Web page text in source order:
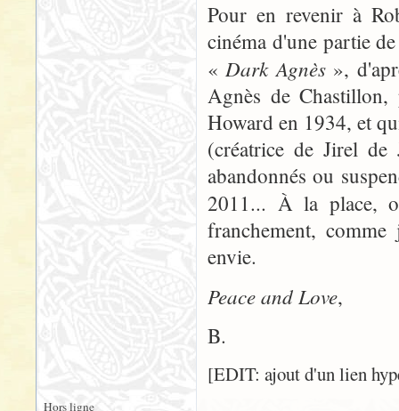
Pour en revenir à
cinéma d'une partie
«Dark Agnès»,
Agnès de Chastillon,
Howard en 1934, et
(créatrice de Jirel
abandonnés ou
2011... À la place,
franchement,
envie.
Peace and Love,
B.
[EDIT: ajout d'un lien
Hors ligne